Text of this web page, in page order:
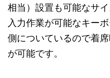
相当）設置も可能なサイ
入力作業が可能なキー
側についているので着
が可能です。